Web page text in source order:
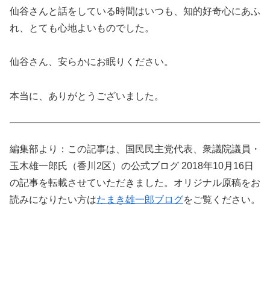
仙谷さんと話をしている時間はいつも、知的好奇心にあふ
れ、とても心地よいものでした。
仙谷さん、安らかにお眠りください。
本当に、ありがとうございました。
編集部より：この記事は、国民民主党代表、衆議院議員・
玉木雄一郎氏（香川2区）の公式ブログ 2018年10月16日
の記事を転載させていただきました。オリジナル原稿をお
読みになりたい方はたまき雄一郎ブログをご覧ください。